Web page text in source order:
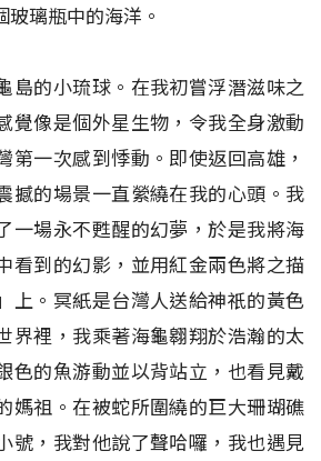
璃瓶中的海洋。
島的小琉球。在我初嘗浮潛滋味之
覺像是個外星生物，令我全身激動
第一次感到悸動。即使返回高雄，
撼的場景一直縈繞在我的心頭。我
一場永不甦醒的幻夢，於是我將海
看到的幻影，並用紅金兩色將之描
上。冥紙是台灣人送給神祇的黃色
界裡，我乘著海龜翱翔於浩瀚的太
色的魚游動並以背站立，也看見戴
媽祖。在被蛇所圍繞的巨大珊瑚礁
號，我對他說了聲哈囉，我也遇見